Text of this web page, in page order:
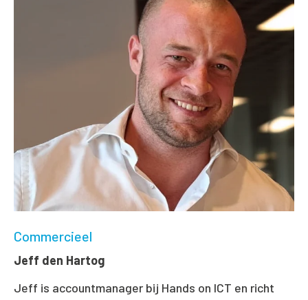
Commercieel
Jeff den Hartog
Jeff is accountmanager bij Hands on ICT en richt